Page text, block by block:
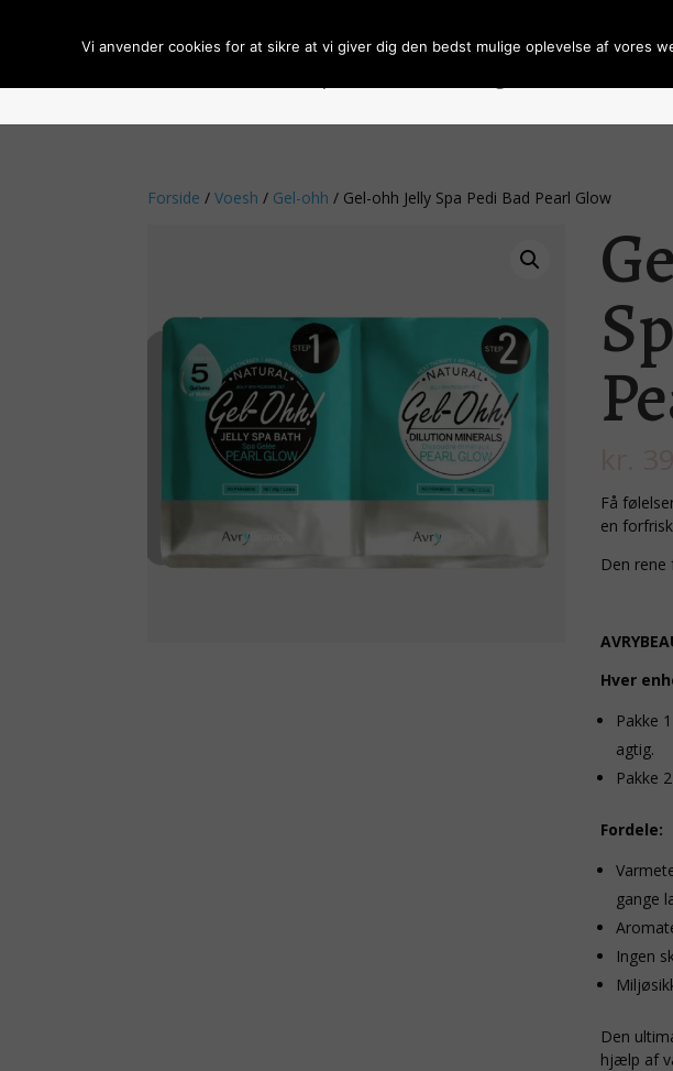
Forside /Voesh / Gel-ohh / Gel-ohh Jelly Spa Pedi Bad Pearl Glow
Få
en
Den
Hver
Pakke
agtig.
Pakke
Fordele:
gange
Ingen
Den
hjælp af
Vi anvender cookies for at sikre at vi giver dig den bedst mulige oplevelse af